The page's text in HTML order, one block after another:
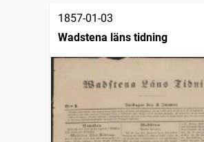
1857-01-03
Wadstena läns tidning